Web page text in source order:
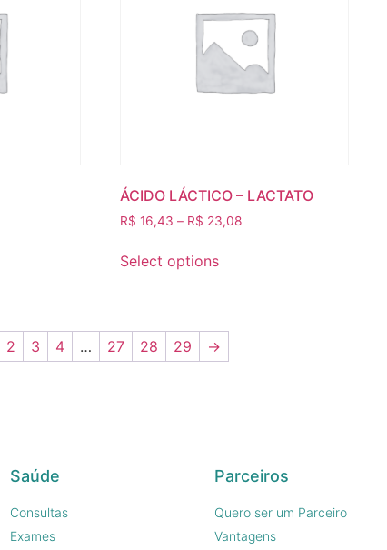
ÁCIDO LÁCTICO – LACTATO
R$ 16,43 – R$ 23,08
Select options
2 3 4 … 27 28 29 →
Saúde
Consultas
Exames
Parceiros
Quero ser um Parceiro
Vantagens